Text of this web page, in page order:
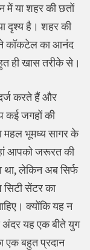
में या शहर की छतों
दृश्य है। शहर की
कॉकटेल का आनंद
ही खास तरीके से।
करते हैं और
कई जगहों की
भूमध्य सागर के
आपको जरूरत की
लेकिन अब सिर्फ
सेंटर का
क्योंकि यह न
अंदर यह एक बीते युग
एक बहुत प्रदान